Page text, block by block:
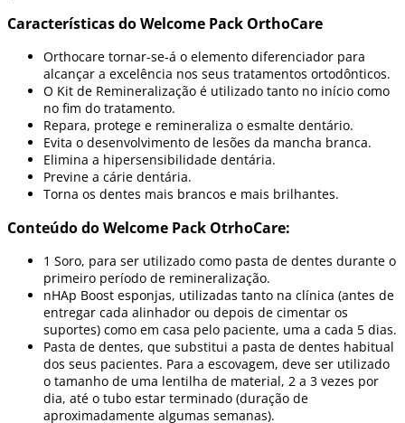
Características do Welcome Pack OrthoCare
Orthocare tornar-se-á o elemento diferenciador para
alcançar a excelência nos seus tratamentos ortodônticos.
O Kit de Remineralização é utilizado tanto no início como
no fim do tratamento.
Repara, protege e remineraliza o esmalte dentário.
Evita o desenvolvimento de lesões da mancha branca.
Elimina a hipersensibilidade dentária.
Previne a cárie dentária.
Torna os dentes mais brancos e mais brilhantes.
Conteúdo do Welcome Pack OtrhoCare:
1 Soro, para ser utilizado como pasta de dentes durante o
primeiro período de remineralização.
nHAp Boost esponjas, utilizadas tanto na clínica (antes de
entregar cada alinhador ou depois de cimentar os
suportes) como em casa pelo paciente, uma a cada 5 dias.
Pasta de dentes, que substitui a pasta de dentes habitual
dos seus pacientes. Para a escovagem, deve ser utilizado
o tamanho de uma lentilha de material, 2 a 3 vezes por
dia, até o tubo estar terminado (duração de
aproximadamente algumas semanas).